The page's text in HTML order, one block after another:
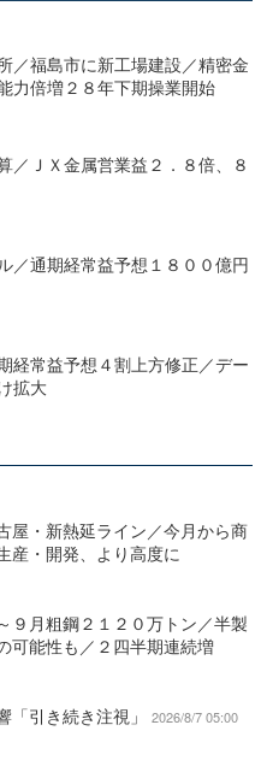
／福島市に新工場建設／精密金
力倍増２８年下期操業開始
／ＪＸ金属営業益２．８倍、８
／通期経常益予想１８００億円
経常益予想４割上方修正／デー
拡大
屋・新熱延ライン／今月から商
産・開発、より高度に
９月粗鋼２１２０万トン／半製
可能性も／２四半期連続増
引き続き注視」
2026/8/7 05:00